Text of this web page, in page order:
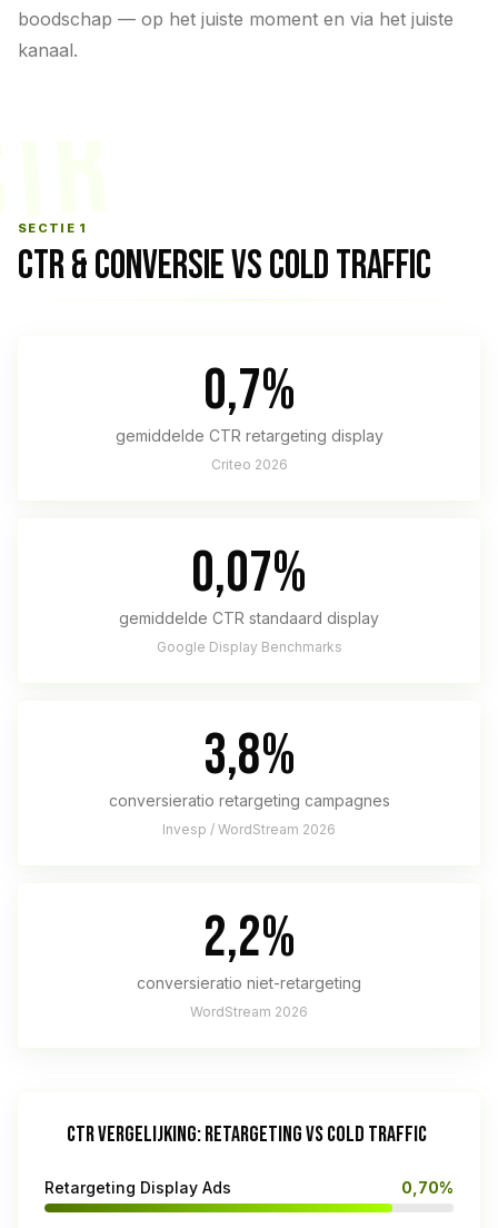
boodschap — op het juiste moment en via het juiste
kanaal.
SECTIE 1
CTR & CONVERSIE VS COLD TRAFFIC
0,7%
gemiddelde CTR retargeting display
Criteo 2026
0,07%
gemiddelde CTR standaard display
Google Display Benchmarks
3,8%
conversieratio retargeting campagnes
Invesp / WordStream 2026
2,2%
conversieratio niet-retargeting
WordStream 2026
CTR VERGELIJKING: RETARGETING VS COLD TRAFFIC
Retargeting Display Ads 0,70%